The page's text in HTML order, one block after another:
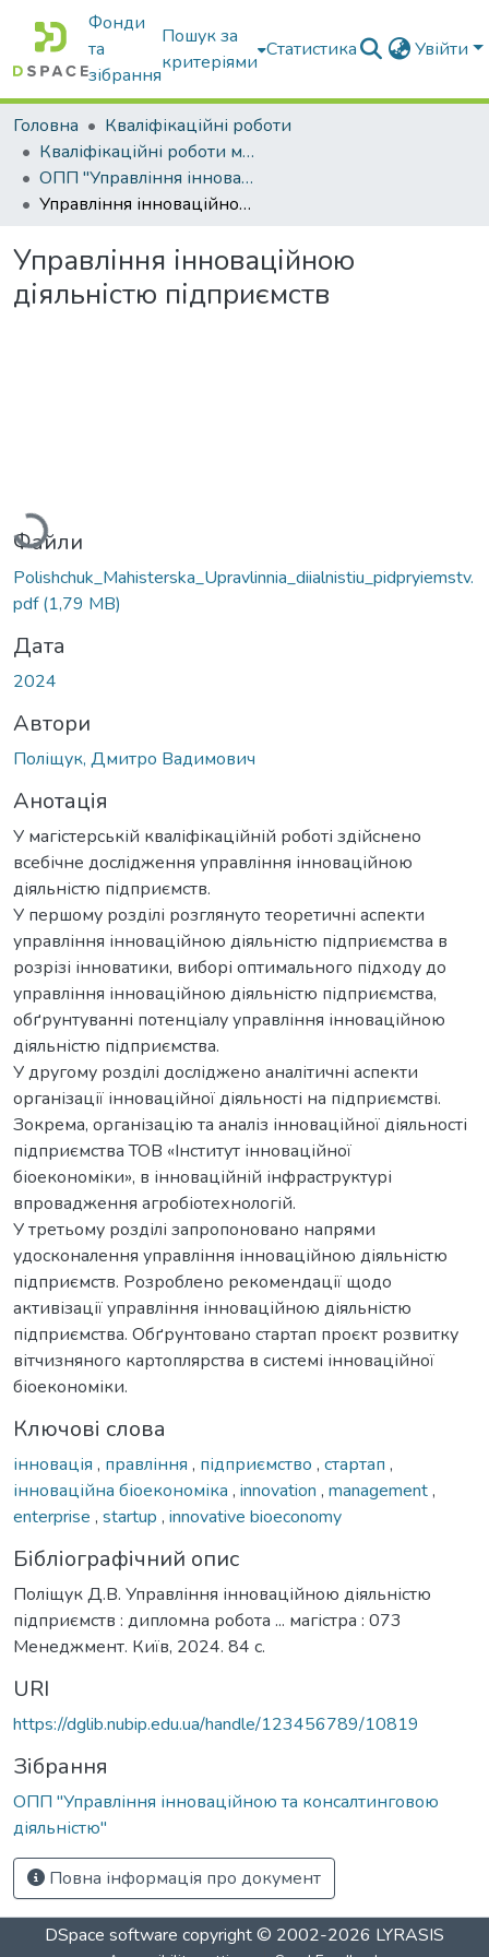
Фонди
та
зібрання
Пошук за
критеріями
Статистика Увійти
Головна
Кваліфікаційні роботи
Кваліфікаційні роботи магістрів
ОПП "Управління інноваційною та консалтинговою діяльністю"
Управління інноваційною діяльністю підприємств
Управління інноваційною
діяльністю підприємств
Вантажиться...
Файли
Polishchuk_Mahisterska_Upravlinnia_diialnistiu_pidpryiemstv.
pdf(1,79 MB)
Дата
2024
Автори
Поліщук, Дмитро Вадимович
Анотація
У магістерській кваліфікаційній роботі здійснено
всебічне дослідження управління інноваційною
діяльністю підприємств.
У першому розділі розглянуто теоретичні аспекти
управління інноваційною діяльністю підприємства в
розрізі інноватики, виборі оптимального підходу до
управління інноваційною діяльністю підприємства,
обґрунтуванні потенціалу управління інноваційною
діяльністю підприємства.
У другому розділі досліджено аналітичні аспекти
організації інноваційної діяльності на підприємстві.
Зокрема, організацію та аналіз інноваційної діяльності
підприємства ТОВ «Інститут інноваційної
біоекономіки», в інноваційній інфраструктурі
впровадження агробіотехнологій.
У третьому розділі запропоновано напрями
удосконалення управління інноваційною діяльністю
підприємств. Розроблено рекомендації щодо
активізації управління інноваційною діяльністю
підприємства. Обґрунтовано стартап проєкт розвитку
вітчизняного картоплярства в системі інноваційної
біоекономіки.
Ключові слова
інновація , правління , підприємство , стартап ,
інноваційна біоекономіка , innovation , management,
enterprise , startup , innovative bioeconomy
Бібліографічний опис
Поліщук Д.В. Управління інноваційною діяльністю
підприємств : дипломна робота ... магістра : 073
Менеджмент. Київ, 2024. 84 с.
URI
https://dglib.nubip.edu.ua/handle/123456789/10819
Зібрання
ОПП "Управління інноваційною та консалтинговою
діяльністю"
Повна інформація про документ
DSpace software copyright © 2002-2026 LYRASIS